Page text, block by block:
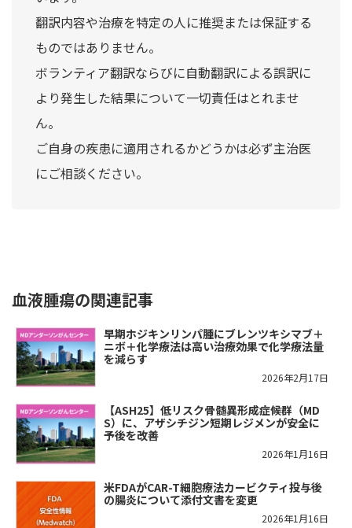
翻訳内容や治療を特定の人に推奨または保証する
ものではありません。
ボランティア翻訳ならびに自動翻訳による誤訳に
より発生した結果について一切責任はとれませ
ん。
ご自身の疾患に適用されるかどうかは必ず主治医
にご相談ください。
血液腫瘍の関連記事
早期ホジキンリンパ腫にブレンツキシマブ＋
ニボ＋化学療法は高い治療効果で化学療法量
を減らす
2026年2月17日
【ASH25】低リスク骨髄異形成症候群（MD
S）に、アザシチジン短期レジメンが安全に
予後を改善
2026年1月16日
米FDAがCAR-T細胞療法カービクティ投与後
の腸炎について添付文書を変更
2026年1月16日